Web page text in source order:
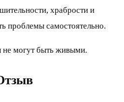
храбрости и
проблемы самостоятельно.
могут быть живыми.